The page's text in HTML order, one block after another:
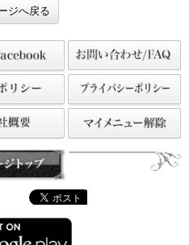
容が盛りだくさん！是非ご視聴く
ージへ戻る